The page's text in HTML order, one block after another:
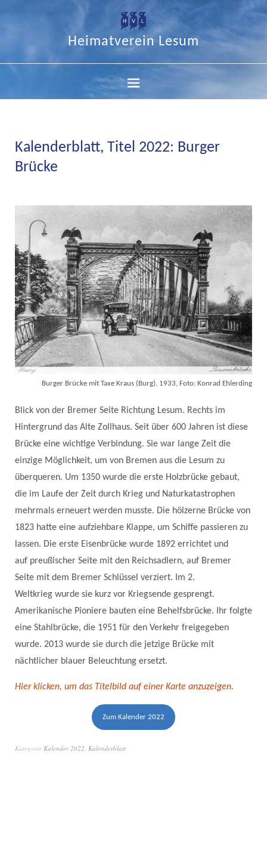
Heimatverein Lesum
Kalenderblatt, Titel 2022: Burger
Brücke
Burger Brücke mit Taxe Kraus (Burg), 1933, Foto: Konrad Ehlerding
Blick von der Bremer Seite Richtung Lesum. Rechts im
Hintergrund das Alte Zollhaus. Seit über 600 Jahren ist diese
Brücke eine wichtige Verbindung. Sie war lange Zeit die
einzige Möglichkeit, um von Bremen aus die Lesum zu
überqueren. Um 1350 wurde die erste Holzbrücke gebaut,
die im Laufe der Zeit durch Krieg und Naturkatastrophen
mehrmals erneuert werden musste. Die hölzerne Brücke von
1823 hatte eine aufziehbare Klappe, um Schiffe passieren zu
lassen. Die erste Eisenbrücke wurde 1892 errichtet und
auf preußischer Seite mit den Reichsadlern, auf Bremer
Seite mit dem Bremer Schlüssel verziert. Im 2.
Weltkrieg wurde sie kurz vor Kriegsende gesprengt.
Amerikanische Pioniere bauten eine Behelfsbrücke. Ihr folgte
eine Stahlbrücke, die 1951 für den Verkehr freigegeben
wurde. 2013 wurde sie durch die jetzige Brücke mit
nächtlicher blauer Beleuchtung ersetzt.
Hier klicken, um das Titelbild auf einer Karte anzuzeigen.
Zum Kalender 2022
Kategorie Kalender 2022 Kalenderblatt